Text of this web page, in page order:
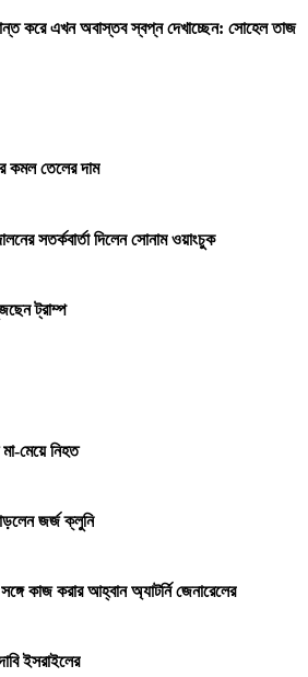
করে এখন অবাস্তব স্বপ্ন দেখাচ্ছেন: সোহেল তাজ
কমল তেলের দাম
সতর্কবার্তা দিলেন সোনাম ওয়াংচুক
ট্রাম্প
মা-মেয়ে নিহত
জর্জ ক্লুনি
কাজ করার আহ্বান অ্যাটর্নি জেনারেলের
ইসরাইলের